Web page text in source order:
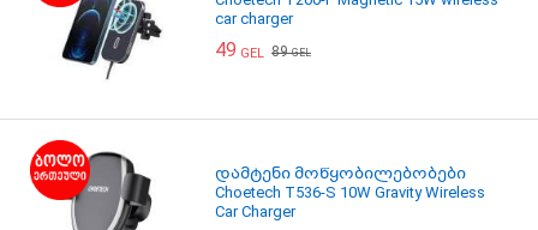
car charger
49 GEL 89GEL
დამტენი მოწყობილებობები
Choetech T536-S 10W Gravity Wireless
Car Charger